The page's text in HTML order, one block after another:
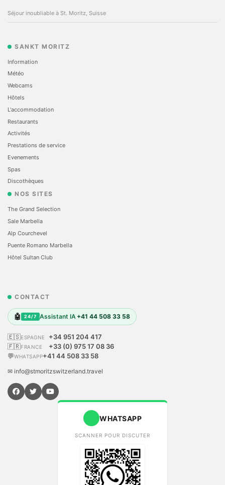
Séjour inoubliable à St. Moritz, Suisse
SANKT MORITZ
Information
Météo
Webcams
Hôtels
L'accommodation
Restaurants
Activités
Prestations de service
Evеnements
Spas
Discothèques
NOS SITES
The Grand Selection
Sale Marbella
Alp Courchevel
Puente Romano Marbella
Hôtel Sultan Club
CONTACT
🤖 24/7 Assistant IA +41 44 508 33 58
🇪🇸ESPAGNE
+34 951 204 417
🇫🇷FRANCE
+33 (0) 975 17 08 36
💬WHATSAPP+41 44 508 33 58
✉ info@stmoritzswitzerland.travel
WHATSAPP
SCANNER POUR DISCUTER